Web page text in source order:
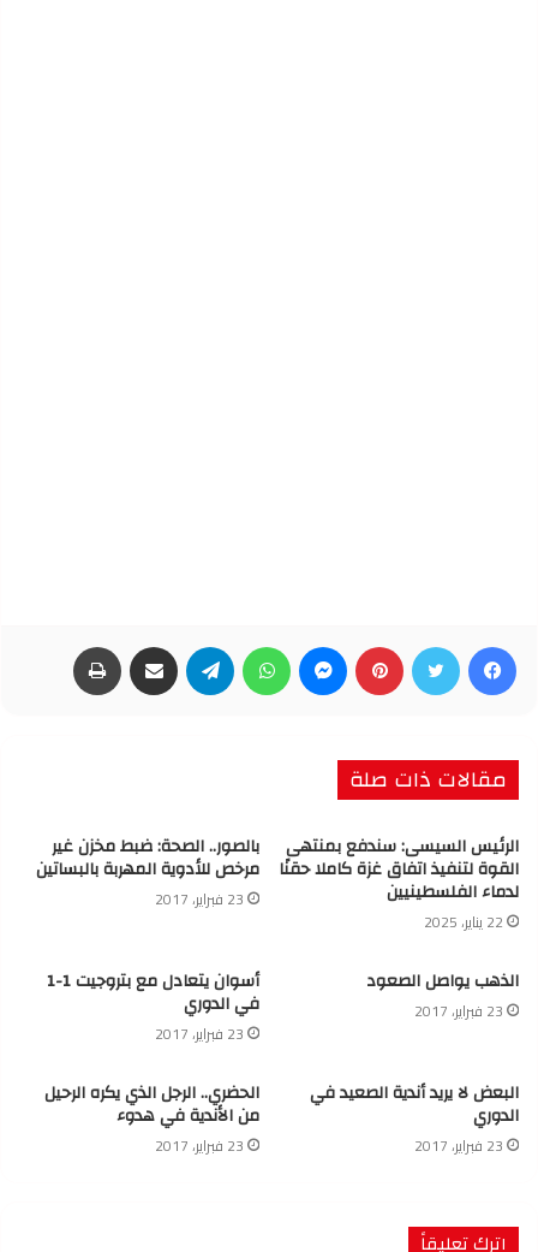
فيسبوك تويتر بينتيريست ماسنجر واتساب تيلقرام مشاركة عبر البريد
مقالات ذات صلة
الرئيس السيسى: سندفع بمنتهى
القوة لتنفيذ اتفاق غزة كاملا حقنًا
لدماء الفلسطينيين
22 يناير، 2025
بالصور.. الصحة: ضبط مخزن غير
مرخص للأدوية المهربة بالبساتين
23 فبراير، 2017
الذهب يواصل الصعود
23 فبراير، 2017
أسوان يتعادل مع بتروجيت 1-1
في الدوري
23 فبراير، 2017
البعض لا يريد أندية الصعيد في
الدوري
23 فبراير، 2017
الحضري.. الرجل الذي يكره الرحيل
من الأندية في هدوء
23 فبراير، 2017
اترك تعليقاً